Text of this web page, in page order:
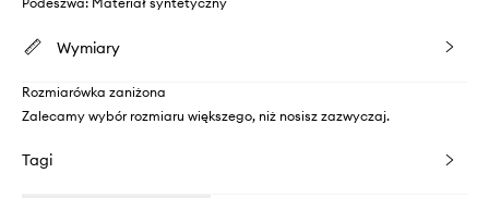
Wymiary
Rozmiarówka zaniżona
Zalecamy wybór rozmiaru większego, niż nosisz zazwyczaj.
Tagi